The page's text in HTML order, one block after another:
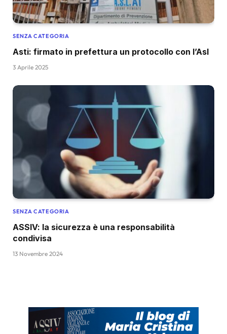
SENZA CATEGORIA
Asti: firmato in prefettura un protocollo con l’Asl
3 Aprile 2025
SENZA CATEGORIA
ASSIV: la sicurezza è una responsabilità
condivisa
13 Novembre 2024